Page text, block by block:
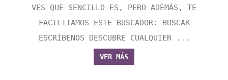
VES QUE SENCILLO ES, PERO ADEMÁS, TE
FACILITAMOS ESTE BUSCADOR: BUSCAR
ESCRÍBENOS DESCUBRE CUALQUIER ...
VER MÁS